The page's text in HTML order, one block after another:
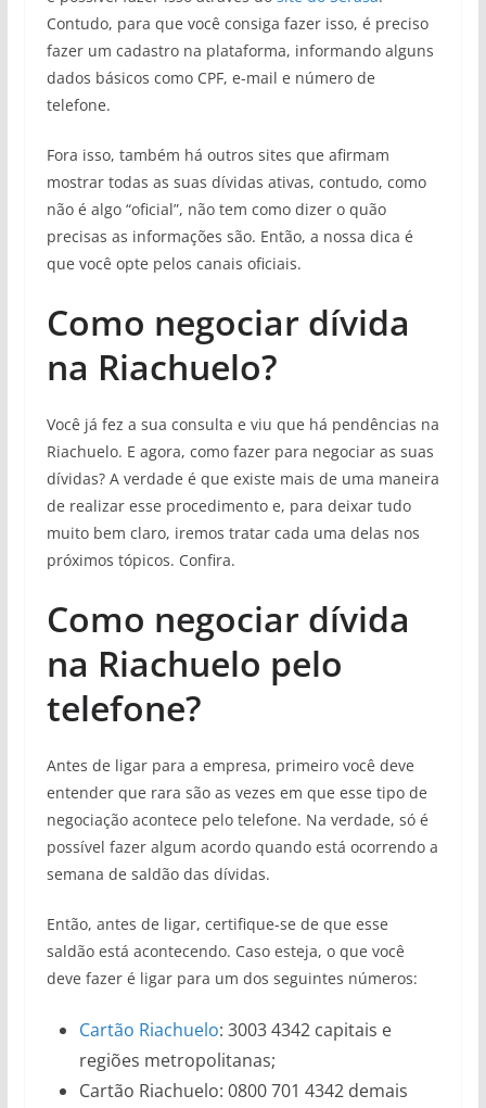
Contudo, para que você consiga fazer isso, é preciso
fazer um cadastro na plataforma, informando alguns
dados básicos como CPF, e-mail e número de
telefone.
Fora isso, também há outros sites que afirmam
mostrar todas as suas dívidas ativas, contudo, como
não é algo “oficial”, não tem como dizer o quão
precisas as informações são. Então, a nossa dica é
que você opte pelos canais oficiais.
Como negociar dívida
na Riachuelo?
Você já fez a sua consulta e viu que há pendências na
Riachuelo. E agora, como fazer para negociar as suas
dívidas? A verdade é que existe mais de uma maneira
de realizar esse procedimento e, para deixar tudo
muito bem claro, iremos tratar cada uma delas nos
próximos tópicos. Confira.
Como negociar dívida
na Riachuelo pelo
telefone?
Antes de ligar para a empresa, primeiro você deve
entender que rara são as vezes em que esse tipo de
negociação acontece pelo telefone. Na verdade, só é
possível fazer algum acordo quando está ocorrendo a
semana de saldão das dívidas.
Então, antes de ligar, certifique-se de que esse
saldão está acontecendo. Caso esteja, o que você
deve fazer é ligar para um dos seguintes números:
Cartão Riachuelo: 3003 4342 capitais e
regiões metropolitanas;
Cartão Riachuelo: 0800 701 4342 demais